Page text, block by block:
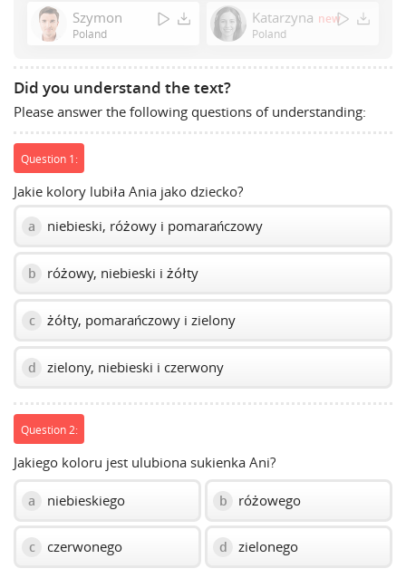
Enter
or
volume
Szymon
Poland
Katarzyna new
Poland
Did you understand the text?
Please answer the following questions of understanding:
Question 1:
Jakie kolory lubiła Ania jako dziecko?
a niebieski, różowy i pomarańczowy
b różowy, niebieski i żółty
c żółty, pomarańczowy i zielony
d zielony, niebieski i czerwony
Question 2:
Jakiego koloru jest ulubiona sukienka Ani?
a niebieskiego b różowego
c czerwonego d zielonego